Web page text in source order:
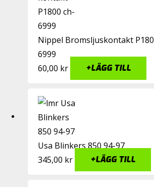
Nippel Bromsljuskontakt
6999
60,00 kr +LÄGG TILL
Usa Blinkers 850 94-97
345,00 kr +LÄGG TILL